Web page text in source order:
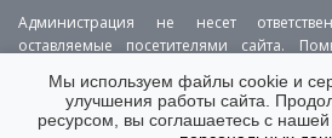
Администрация не несет
оставляемые посетителями сайта.
РЕКЛАМА О ПРОЕКТЕ
Мы используем файлы cookie и
улучшения работы сайта.
ресурсом, вы соглашаетесь с нашей